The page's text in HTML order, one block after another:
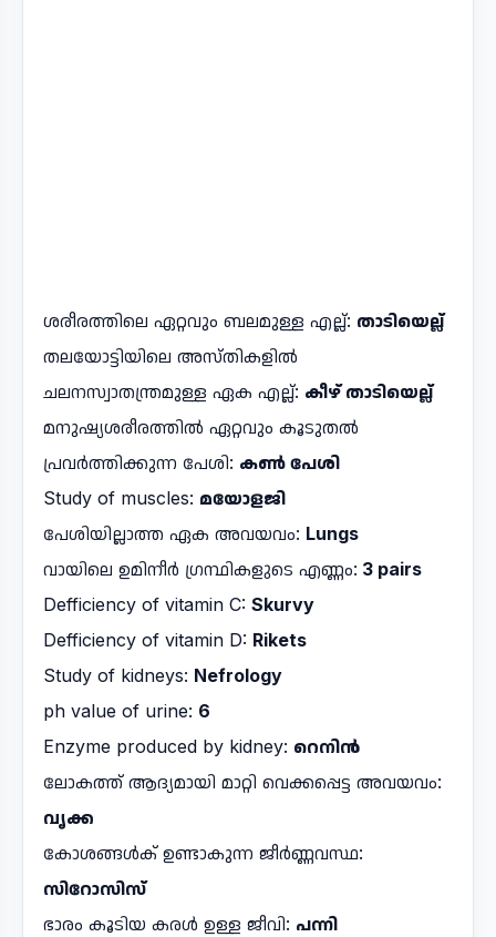
ശരീരത്തിലെ ഏറ്റവും ബലമുള്ള എല്ല്: താടിയെല്ല്
തലയോട്ടിയിലെ അസ്തികളിൽ
ചലനസ്വാതന്ത്രമുള്ള ഏക എല്ല്: കീഴ് താടിയെല്ല്
മനുഷ്യശരീരത്തിൽ ഏറ്റവും കൂടുതൽ
പ്രവർത്തിക്കുന്ന പേശി: കൺ പേശി
Study of muscles: മയോളജി
പേശിയില്ലാത്ത ഏക അവയവം: Lungs
വായിലെ ഉമിനീർ ഗ്രന്ഥികളുടെ എണ്ണം: 3 pairs
Defficiency of vitamin C: Skurvy
Defficiency of vitamin D: Rikets
Study of kidneys: Nefrology
ph value of urine: 6
Enzyme produced by kidney: റെനിൻ
ലോകത്ത് ആദ്യമായി മാറ്റി വെക്കപ്പെട്ട അവയവം:
വൃക്ക
കോശങ്ങൾക് ഉണ്ടാകുന്ന ജീർണ്ണവസ്ഥ:
സിറോസിസ്
ഭാരം കൂടിയ കരൾ ഉള്ള ജീവി: പന്നി